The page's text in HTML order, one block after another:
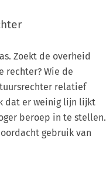
Zoekt de overheid
rechter? Wie de
relatief
dat er weinig lijn lijkt
beroep in te stellen.
gebruik van